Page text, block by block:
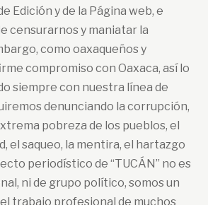
Edición y de la Página web, e
censurarnos y maniatar la
como oaxaqueños y
compromiso con Oaxaca, así lo
siempre con nuestra línea de
denunciando la corrupción,
pobreza de los pueblos, el
el saqueo, la mentira, el hartazgo
periodístico de “TUCÁN” no es
ni de grupo político, somos un
trabajo profesional de muchos